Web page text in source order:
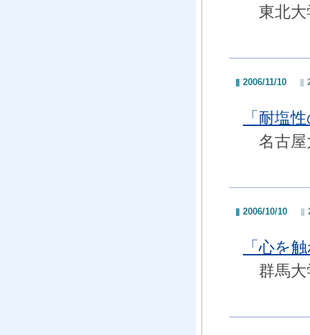
東北大
2006/11/10
「耐塩
名古屋
2006/10/10
「心を
群馬大